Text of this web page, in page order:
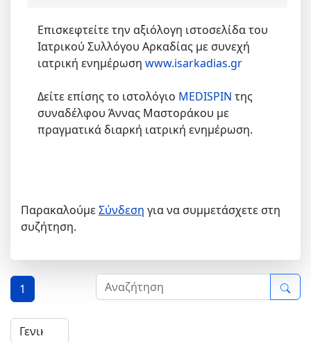
Επισκεφτείτε την αξιόλογη ιστοσελίδα του
Ιατρικού Συλλόγου Αρκαδίας με συνεχή
ιατρική ενημέρωση www.isarkadias.gr
Δείτε επίσης το ιστολόγιο MEDISPIN της
συναδέλφου Άννας Μαστοράκου με
πραγματικά διαρκή ιατρική ενημέρωση.
ΠαρακαλούμεΣύνδεση για να συμμετάσχετε στη
συζήτηση.
1